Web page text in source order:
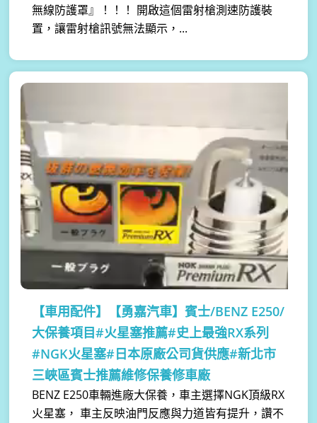
無線防護罩』！！！ 開啟這個雷射槍測速防護裝
置，讓雷射槍訊號無法顯示，...
【車用配件】
【勇嘉汽車】賓士/BENZ E250/
大保養項目#火星塞推薦#史上最強RX系列
#NGK火星塞#日本原廠公司貨供應#新北市
三峽區賓士推薦維修保養修車廠
BENZ E250車輛進廠大保養，車主選擇NGK頂級RX
火星塞， 車主反映油門反應與力道皆有提升，讚不